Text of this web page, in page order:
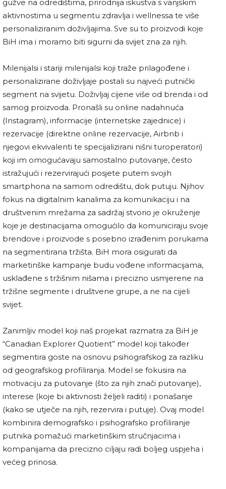
gužve na odredištima, prirodnija iskustva s vanjskim
aktivnostima u segmentu zdravlja i wellnessa te više
personaliziranim doživljajima. Sve su to proizvodi koje
BiH ima i moramo biti sigurni da svijet zna za njih.
Milenijalsi i stariji milenijalsi koji traže prilagođene i
personalizirane doživljaje postali su najveći putnički
segment na svijetu. Doživljaj cijene više od brenda i od
samog proizvoda. Pronašli su online nadahnuća
(Instagram), informacije (internetske zajednice) i
rezervacije (direktne online rezervacije, Airbnb i
njegovi ekvivalenti te specijalizirani nišni turoperatori)
koji im omogućavaju samostalno putovanje, često
istražujući i rezervirajući posjete putem svojih
smartphona na samom odredištu, dok putuju. Njihov
fokus na digitalnim kanalima za komunikaciju i na
društvenim mrežama za sadržaj stvorio je okruženje
koje je destinacijama omogućilo da komuniciraju svoje
brendove i proizvode s posebno izrađenim porukama
na segmentirana tržišta. BiH mora osigurati da
marketinške kampanje budu vođene informacijama,
usklađene s tržišnim nišama i precizno usmjerene na
tržišne segmente i društvene grupe, a ne na cijeli
svijet.
Zanimljiv model koji naš projekat razmatra za BiH je
“Canadian Explorer Quotient” model koji također
segmentira goste na osnovu psihografskog za razliku
od geografskog profiliranja. Model se fokusira na
motivaciju za putovanje (što za njih znači putovanje),
interese (koje bi aktivnosti željeli raditi) i ponašanje
(kako se utječe na njih, rezervira i putuje). Ovaj model
kombinira demografsko i psihografsko profiliranje
putnika pomažući marketinškim stručnjacima i
kompanijama da precizno ciljaju radi boljeg uspjeha i
većeg prinosa.